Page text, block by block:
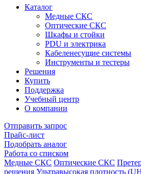
Каталог
Медные СКС
Оптические СКС
Шкафы и стойки
PDU и электрика
Кабеленесущие системы
Инструменты и тестеры
Решения
Купить
Поддержка
Учебный центр
О компании
Отправить запрос
Прайс-лист
Подобрать аналог
Работа со списком
Медные СКС Оптические СКС
решения Ультравысокая плотность